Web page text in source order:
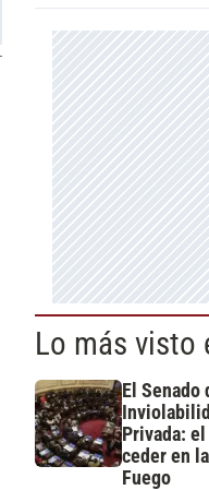
Lo más visto
El Senado
Privada:
ceder en
Fuego